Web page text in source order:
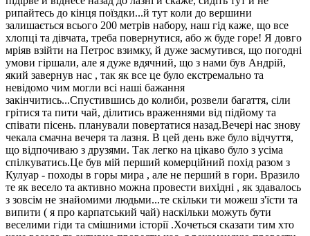
рипайтесь до кінця поїздки...й тут коли до вершини
залишається всього 200 метрів набору, наш гід каже, що все
хлопці та дівчата, треба повернутися, або ж буде горе! Я довго
мріяв взійти на Петрос взимку, й дуже засмутився, що погодні
умови гіршали, але я дуже вдячний, що з нами був Андрій,
який завернув нас , так як все це було екстремально та
невідомо чим могли всі наші бажання
закінчитись...Спустившись до колиби, розвели багаття, сіли
грітися та пити чай, ділитись враженнями від підйому та
співати пісень. планували повертатися назад.Вечері нас знову
чекала смачна вечеря та лазня. В цей день вже було відчуття,
що відпочиваю з друзями. Так легко на цікаво було з усіма
спілкуватись.Це був мій перший комерційний похід разом з
Кулуар - походы в горы мира , але не перший в гори. Вразило
те як весело та активно можна провести вихідні , як здавалось
з зовсім не знайомими людьми...те скільки ти можеш з'їсти та
випити ( я про карпатський чай) наскільки можуть бути
веселими гіди та смішними історії .Хочеться сказати тим хто